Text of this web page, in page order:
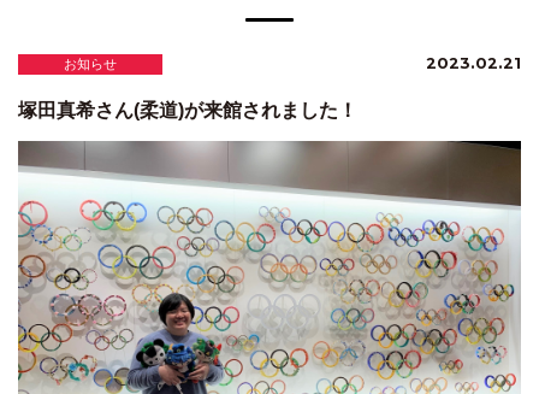
お知らせ 2023.02.21
塚田真希さん(柔道)が来館されました！